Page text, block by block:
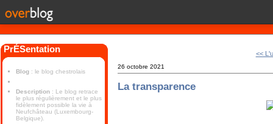
PrÉSentation
Blog : le blog chestrolais
Description : Le blog retrace
le plus régulièrement et le plus
fidèlement possible la vie à
Neufchâteau (Luxembourg-
Belgique).
<<
26 octobre 2021
La transparence